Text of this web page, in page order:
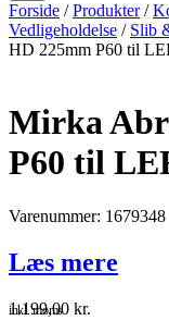
Forside /Produkter/
Vedligeholdelse / Slib
HD 225mm P60 til
Mirka
P60 til
Varenummer: 1679348
Læs mere
1.199,00 kr.
inkl. moms